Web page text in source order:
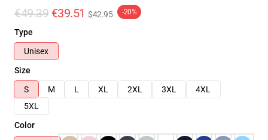
€49.39 €39.51 $42.95 -20%
Type
Unisex
Size
S
M L XL 2XL 3XL
4XL
5XL
Color